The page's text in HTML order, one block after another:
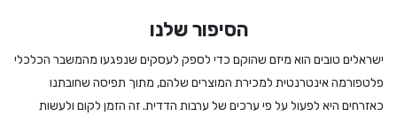
הסיפור שלנו
ישראלים טובים הוא מיזם שהוקם כדי לספק לעסקים שנפגעו מהמשבר הכלכלי
פלטפורמה אינטרנטית למכירת המוצרים שלהם, מתוך תפיסה שחובתנו
כאזרחים היא לפעול על פי ערכים של ערבות הדדית. זה הזמן לקום ולעשות